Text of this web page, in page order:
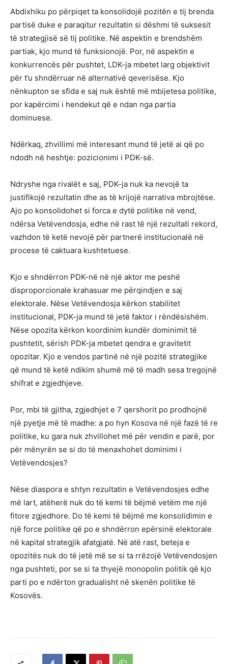
Abdixhiku po përpiqet ta konsolidojë pozitën e tij brenda
partisë duke e paraqitur rezultatin si dëshmi të suksesit
të strategjisë së tij politike. Në aspektin e brendshëm
partiak, kjo mund të funksionojë. Por, në aspektin e
konkurrencës për pushtet, LDK-ja mbetet larg objektivit
për t’u shndërruar në alternativë qeverisëse. Kjo
nënkupton se sfida e saj nuk është më mbijetesa politike,
por kapërcimi i hendekut që e ndan nga partia
dominuese.
Ndërkaq, zhvillimi më interesant mund të jetë ai që po
ndodh në heshtje: pozicionimi i PDK-së.
Ndryshe nga rivalët e saj, PDK-ja nuk ka nevojë ta
justifikojë rezultatin dhe as të krijojë narrativa mbrojtëse.
Ajo po konsolidohet si forca e dytë politike në vend,
ndërsa Vetëvendosja, edhe në rast të një rezultati rekord,
vazhdon të ketë nevojë për partnerë institucionalë në
procese të caktuara kushtetuese.
Kjo e shndërron PDK-në në një aktor me peshë
disproporcionale krahasuar me përqindjen e saj
elektorale. Nëse Vetëvendosja kërkon stabilitet
institucional, PDK-ja mund të jetë faktor i rëndësishëm.
Nëse opozita kërkon koordinim kundër dominimit të
pushtetit, sërish PDK-ja mbetet qendra e gravitetit
opozitar. Kjo e vendos partinë në një pozitë strategjike
që mund të ketë ndikim shumë më të madh sesa tregojnë
shifrat e zgjedhjeve.
Por, mbi të gjitha, zgjedhjet e 7 qershorit po prodhojnë
një pyetje më të madhe: a po hyn Kosova në një fazë të re
politike, ku gara nuk zhvillohet më për vendin e parë, por
për mënyrën se si do të menaxhohet dominimi i
Vetëvendosjes?
Nëse diaspora e shtyn rezultatin e Vetëvendosjes edhe
më lart, atëherë nuk do të kemi të bëjmë vetëm me një
fitore zgjedhore. Do të kemi të bëjmë me konsolidimin e
një force politike që po e shndërron epërsinë elektorale
në kapital strategjik afatgjatë. Në atë rast, beteja e
opozitës nuk do të jetë më se si ta rrëzojë Vetëvendosjen
nga pushteti, por se si ta thyejë monopolin politik që kjo
parti po e ndërton gradualisht në skenën politike të
Kosovës.